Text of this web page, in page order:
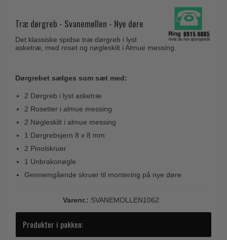
Gio Ponti LAMA
Medici dørgreb
Weingarden dørgreb
Østerbro træ dørgreb
DND dørgreb
Formani dørgreb
FSB dørgreb
Turnstyle Designs Dørgreb
Trædørgreb på Langskilt
Brevindkast
Ringetryk
Knager & Kroge
Hattehylder
Kahytskrog
Messing pudsemiddel
Olivari
Turnstyle Designs
RDS Italienske dørgreb
Samuel Heath produkter
Sibes Metall
Søe-Jensen & Co.
YOUNG dørgreb
VONSILD Møbelgreb
Træ dørgreb - Svanemøllen - Nye døre
Det klassiske spidse træ dørgreb i lyst
asketræ, med roset og nøgleskilt i Almue messing.
Dørgrebet sælges som sæt med:
2 Dørgreb i lyst asketræ
2 Rosetter i almue messing
2 Nøgleskilt i almue messing
1 Dørgrebsjern 8 x 8 mm
2 Pinolskruer
1 Unbrakonøgle
Gennemgående skruer til montering på nye døre
Varenr.: SVANEMOLLEN1062
Produkter i pakken: